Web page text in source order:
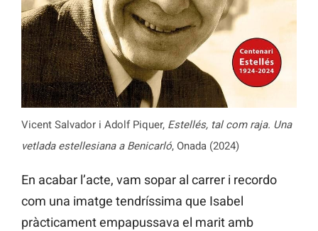
Vicent Salvador i Adolf Piquer, Estellés, tal com raja. Una
vetlada estellesiana a Benicarló, Onada (2024)
En acabar l’acte, vam sopar al carrer i recordo
com una imatge tendríssima que Isabel
pràcticament empapussava el marit amb